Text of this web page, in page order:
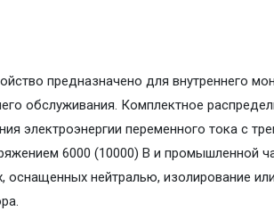
предназначено для внутреннего
обслуживания. Комплектное
электроэнергии переменного тока с
6000 (10000) В и промышленной
оснащенных нейтралью, изолирование